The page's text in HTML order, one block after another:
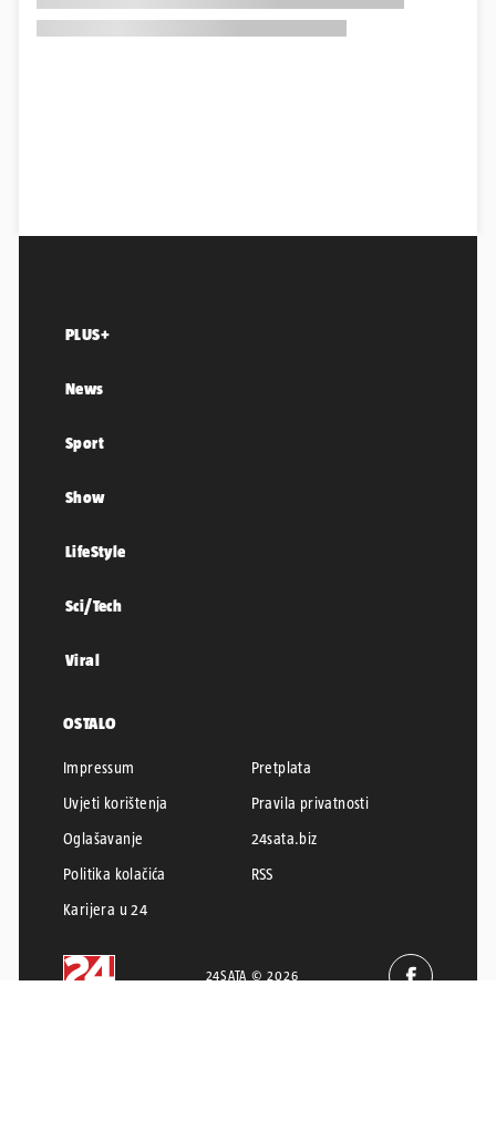
PLUS+
News
Sport
Show
LifeStyle
Sci/Tech
Viral
OSTALO
Impressum
Pretplata
Uvjeti korištenja
Pravila privatnosti
Oglašavanje
24sata.biz
Politika kolačića
RSS
Karijera u 24
24SATA © 2026